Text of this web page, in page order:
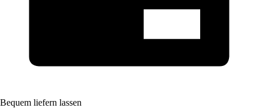
Bequem liefern lassen